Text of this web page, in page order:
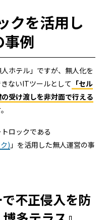
クを活用し
事例
ホテル」ですが、無人化を
ないITツールとして 「セル
受け渡しを非対面で行える
ロックである
) 」を活用した無人運営の事
不正侵入を防